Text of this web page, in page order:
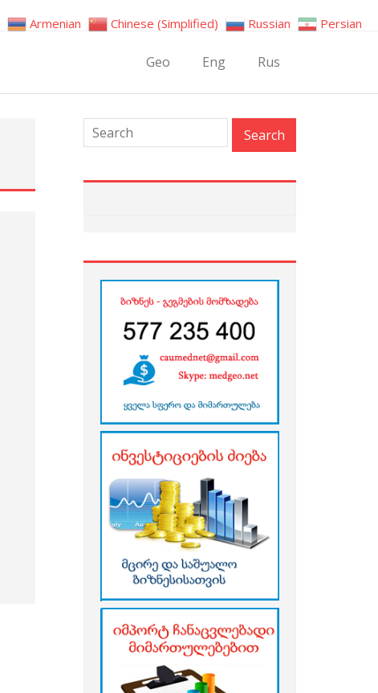
Geo Eng Rus
Armenian Chinese (Simplified) Russian Persian